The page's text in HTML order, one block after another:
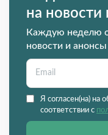
на новости
Каждую неделю
новости и анонсы
Я согласен(на) на
соответствии с